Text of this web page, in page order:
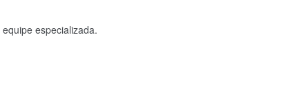
especializada.